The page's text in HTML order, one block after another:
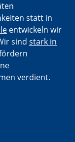
statt in
entwickeln wir
sind stark in
verdient.